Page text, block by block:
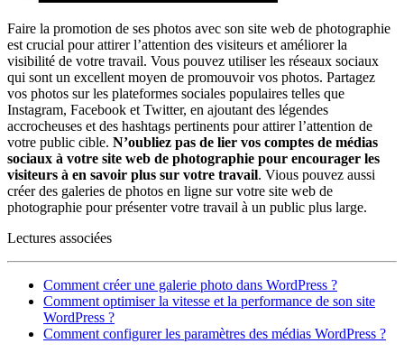
Faire la promotion de ses photos avec son site web de photographie
est crucial pour attirer l’attention des visiteurs et améliorer la
visibilité de votre travail. Vous pouvez utiliser les réseaux sociaux
qui sont un excellent moyen de promouvoir vos photos. Partagez
vos photos sur les plateformes sociales populaires telles que
Instagram, Facebook et Twitter, en ajoutant des légendes
accrocheuses et des hashtags pertinents pour attirer l’attention de
votre public cible. N’oubliez pas de lier vos comptes de médias
sociaux à votre site web de photographie pour encourager les
visiteurs à en savoir plus sur votre travail. Vious pouvez aussi
créer des galeries de photos en ligne sur votre site web de
photographie pour présenter votre travail à un public plus large.
Lectures associées
Comment créer une galerie photo dans WordPress ?
Comment optimiser la vitesse et la performance de son site
WordPress ?
Comment configurer les paramètres des médias WordPress ?